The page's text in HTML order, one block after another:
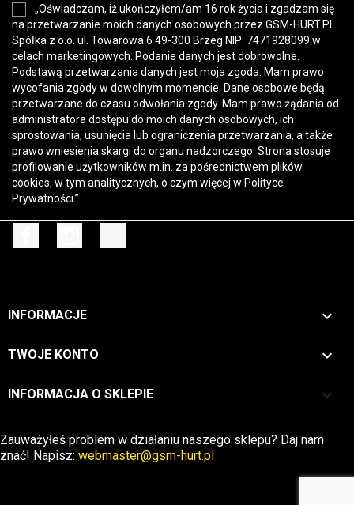
„Oświadczam, iż ukończyłem/am 16 rok życia i zgadzam się
na przetwarzanie moich danych osobowych przez GSM-HURT.PL
Spółka z o.o. ul. Towarowa 6 49-300 Brzeg NIP: 7471928099 w
celach marketingowych. Podanie danych jest dobrowolne.
Podstawą przetwarzania danych jest moja zgoda. Mam prawo
wycofania zgody w dowolnym momencie. Dane osobowe będą
przetwarzane do czasu odwołania zgody. Mam prawo żądania od
administratora dostępu do moich danych osobowych, ich
sprostowania, usunięcia lub ograniczenia przetwarzania, a także
prawo wniesienia skargi do organu nadzorczego. Strona stosuje
profilowanie użytkowników m.in. za pośrednictwem plików
cookies, w tym analitycznych, o czym więcej w Polityce
Prywatności.”
INFORMACJE 
TWOJE KONTO 
INFORMACJA O SKLEPIE keyboard_arrow_down
Zauważyłeś problem w działaniu naszego sklepu? Daj nam
znać! Napisz: webmaster@gsm-hurt.pl